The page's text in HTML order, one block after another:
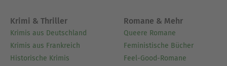
Krimi & Thriller
Krimis aus Deutschland
Krimis aus Frankreich
Historische Krimis
Romane & Mehr
Queere Romane
Feministische Bücher
Feel-Good-Romane